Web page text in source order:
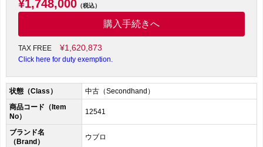
¥1,748,000（税込）
購入手続きへ
TAX FREE ¥1,620,873
Click here for duty exemption.
状態（Class）
中古（Secondhand）
商品コード（Item
No）
12541
ブランド名
（Brand）
ウブロ